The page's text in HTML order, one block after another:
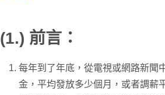
(1.) 前言：
每年到了年底，從電視或網路新聞
金，平均發放多少個月，或者調薪